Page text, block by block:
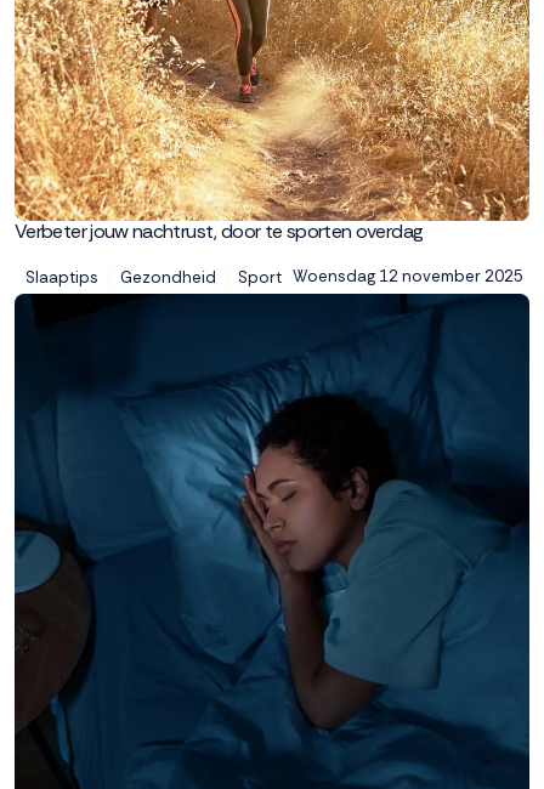
Verbeter jouw nachtrust, door te sporten overdag
Slaaptips Gezondheid Sport Woensdag 12 november 2025